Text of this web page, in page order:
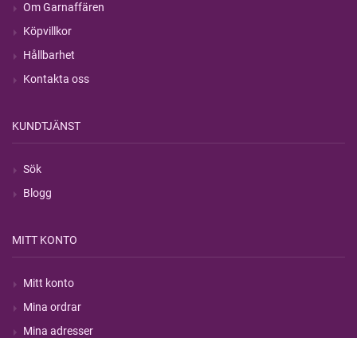
Om Garnaffären
Köpvillkor
Hållbarhet
Kontakta oss
KUNDTJÄNST
Sök
Blogg
MITT KONTO
Mitt konto
Mina ordrar
Mina adresser